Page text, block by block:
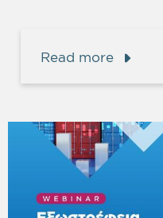
Read more